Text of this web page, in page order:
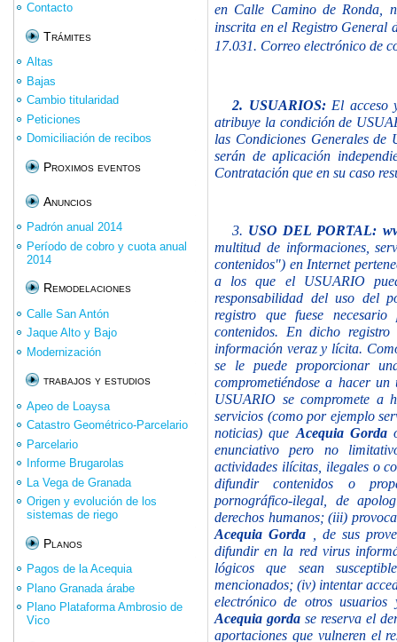
Contacto
Trámites
Altas
Bajas
Cambio titularidad
Peticiones
Domiciliación de recibos
Proximos eventos
Anuncios
Padrón anual 2014
Período de cobro y cuota anual
2014
Remodelaciones
Calle San Antón
Jaque Alto y Bajo
Modernización
trabajos y estudios
Apeo de Loaysa
Catastro Geométrico-Parcelario
Parcelario
Informe Brugarolas
La Vega de Granada
Origen y evolución de los
sistemas de riego
Planos
Pagos de la Acequia
Plano Granada árabe
Plano Plataforma Ambrosio de
Vico
en Calle Camino de Ronda,
inscrita en el Registro General
17.031. Correo electrónico de
2. USUARIOS: El acceso
atribuye la condición de
las Condiciones Generales de
serán de aplicación
Contratación que en su caso
3. USO DEL PORTAL:
multitud de informaciones,
contenidos") en Internet
a los que el
USUARIO
responsabilidad del uso del
registro que fuese
contenidos. En dicho
información veraz y lícita.
se le puede proporcionar
comprometiéndose a hacer
USUARIO se compromete a
servicios (como por ejemplo
noticias) que Acequia Gorda
enunciativo pero no
actividades ilícitas, ilegales o
difundir contenidos o
pornográfico-ilegal, de
derechos humanos; (iii)
Acequia Gorda
, de sus
difundir en la red virus
lógicos que sean
mencionados; (iv) intentar
electrónico de otros
Acequia gordase reserva el
aportaciones que vulneren el